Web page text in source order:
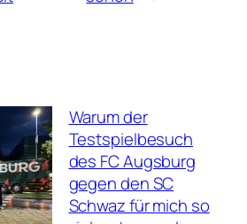
Warum der
Testspielbesuch
des FC Augsburg
gegen den SC
Schwaz für mich so